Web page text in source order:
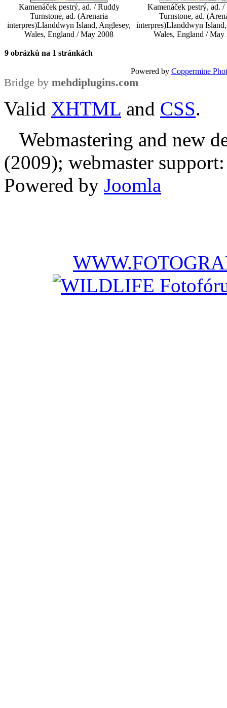
Kamenáček pestrý, ad. / Ruddy
Turnstone, ad. (Arenaria
interpres)Llanddwyn Island, Anglesey,
Wales, England / May 2008
Kamenáček pestrý, ad.
Turnstone, ad.
interpres)Llanddwyn
Wales, England / May
9 obrázků na 1 stránkách
Powered by Coppermine
Bridge by mehdiplugins.com
Valid XHTML and CSS.
Webmastering and new
(2009); webmaster
Powered by Joomla